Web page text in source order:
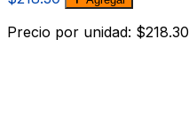
Precio por unidad: $218.30